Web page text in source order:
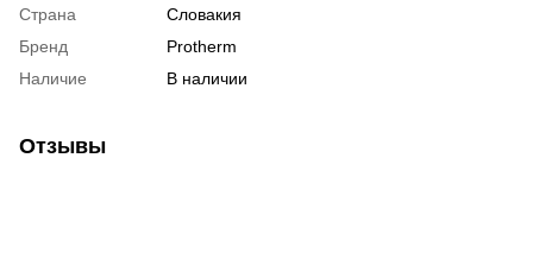
Страна
Словакия
Бренд
Protherm
Наличие
В наличии
Отзывы